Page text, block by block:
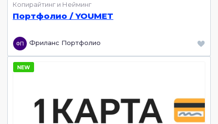
Копирайтинг и Нейминг
Портфолио / YOUMET
Фриланс Портфолио